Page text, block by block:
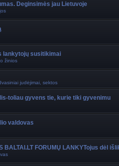
Deginsimės jau Lietuvoje
lankytojų susitikimai
žinios
judėjimai, sektos
toliau gyvens tie, kurie tiki gyvenimu
valdovas
BALTAI.LT FORUMŲ LANKYTojus dėl